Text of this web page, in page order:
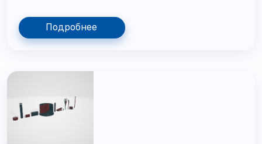
Подробнее